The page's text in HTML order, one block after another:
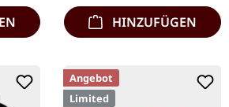
HINZUFÜGEN
Angebot
Limited